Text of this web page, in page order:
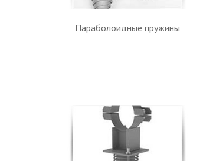
Параболоидные пружины